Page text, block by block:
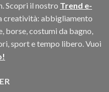
Scopri il nostro Trend e-
creatività: abbigliamento
borse, costumi da bagno,
sport e tempo libero. Vuoi